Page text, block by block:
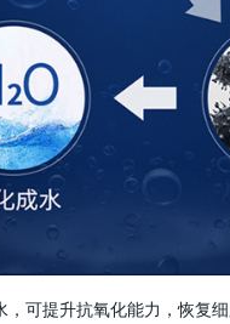
，可提升抗氧化能力，恢复